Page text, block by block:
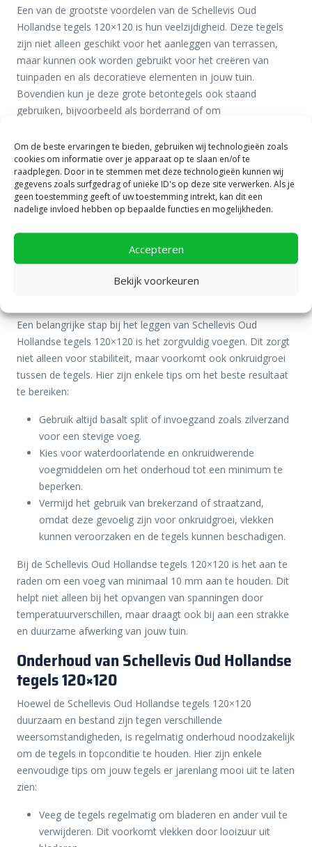
Om de beste ervaringen te bieden, gebruiken wij technologieën zoals
cookies om informatie over je apparaat op te slaan en/of te
raadplegen. Door in te stemmen met deze technologieën kunnen wij
gegevens zoals surfgedrag of unieke ID's op deze site verwerken. Als je
geen toestemming geeft of uw toestemming intrekt, kan dit een
nadelige invloed hebben op bepaalde functies en mogelijkheden.
Accepteren
Bekijk voorkeuren
Een van de grootste voordelen van de Schellevis Oud
Hollandse tegels 120×120 is hun veelzijdigheid. Deze tegels
zijn niet alleen geschikt voor het aanleggen van terrassen,
maar kunnen ook worden gebruikt voor het creëren van
tuinpaden en als decoratieve elementen in jouw tuin.
Bovendien kun je deze grote betontegels ook staand
gebruiken, bijvoorbeeld als borderrand of om
mogelijkheid om verschillende zones in jouw tuin te creëren.
Wil je een gezellige zithoek maken in jouw tuin? Combineer
dan de Schellevis Oud Hollandse tegels 120×120 met andere
Schellevis betonelementen, zoalsSchellevis zitelementen
creëren. De mogelijkheden zijn eindeloos, en je kunt jouw
Een belangrijke stap bij het leggen van Schellevis Oud
Hollandse tegels 120×120 is het zorgvuldig voegen. Dit zorgt
niet alleen voor stabiliteit, maar voorkomt ook onkruidgroei
tussen de tegels. Hier zijn enkele tips om het beste resultaat
te bereiken:
Gebruik altijd basalt split of invoegzand zoals zilverzand
voor een stevige voeg.
Kies voor waterdoorlatende en onkruidwerende
voegmiddelen om het onderhoud tot een minimum te
beperken.
Vermijd het gebruik van brekerzand of straatzand,
omdat deze gevoelig zijn voor onkruidgroei, vlekken
kunnen veroorzaken en de tegels kunnen beschadigen.
Bij de Schellevis Oud Hollandse tegels 120×120 is het aan te
raden om een voeg van minimaal 10 mm aan te houden. Dit
helpt niet alleen bij het opvangen van spanningen door
temperatuurverschillen, maar draagt ook bij aan een strakke
en duurzame afwerking van jouw tuin.
Onderhoud van Schellevis Oud Hollandse
tegels 120×120
Hoewel de Schellevis Oud Hollandse tegels 120×120
duurzaam en bestand zijn tegen verschillende
weersomstandigheden, is regelmatig onderhoud noodzakelijk
om de tegels in topconditie te houden. Hier zijn enkele
eenvoudige tips om jouw tegels er jarenlang mooi uit te laten
zien:
Veeg de tegels regelmatig om bladeren en ander vuil te
verwijderen. Dit voorkomt vlekken door looizuur uit